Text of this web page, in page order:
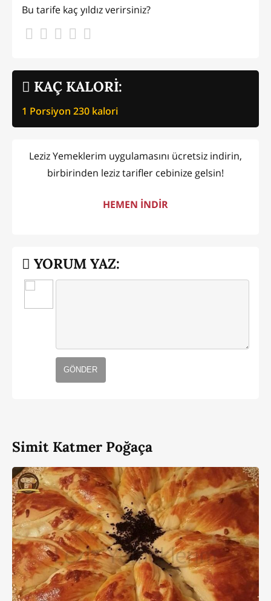
KAÇ KALORİ:
1 Porsiyon 230 kalori
Bu tarife kaç yıldız verirsiniz?
Leziz Yemeklerim uygulamasını ücretsiz indirin,
birbirinden leziz tarifler cebinize gelsin!
HEMEN İNDİR
YORUM YAZ:
GÖNDER
Simit Katmer Poğaça